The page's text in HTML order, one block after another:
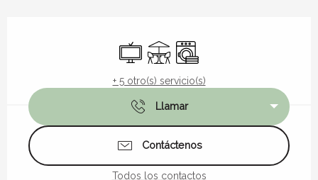
Televisión
TerrazaLavadora
+ 5 otro(s) servicio(s)
Llamar
Contáctenos
Todos los contactos